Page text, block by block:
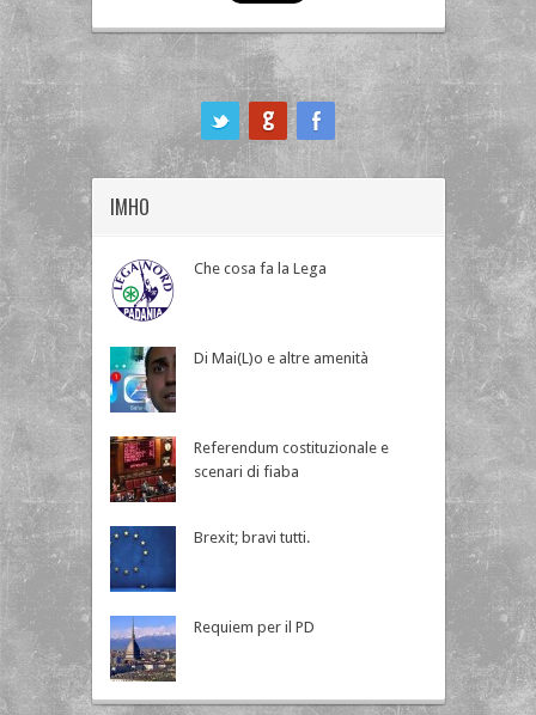
IMHO
Che cosa fa la Lega
Di Mai(L)o e altre amenità
Referendum costituzionale e
scenari di fiaba
Brexit; bravi tutti.
Requiem per il PD